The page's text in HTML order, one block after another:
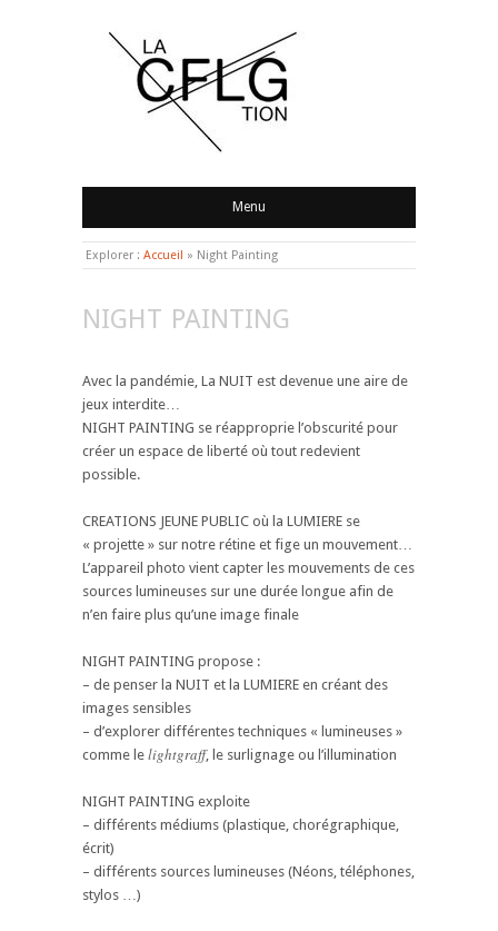
LA CONFLAGRATION
Menu
Explorer : Accueil » Night Painting
NIGHT PAINTING
Avec la pandémie, La NUIT est devenue une aire de
jeux interdite…
NIGHT PAINTING se réapproprie l’obscurité pour
créer un espace de liberté où tout redevient
possible.
CREATIONS JEUNE PUBLIC où la LUMIERE se
« projette » sur notre rétine et fige un mouvement…
L’appareil photo vient capter les mouvements de ces
sources lumineuses sur une durée longue afin de
n’en faire plus qu’une image finale
NIGHT PAINTING propose :
– de penser la NUIT et la LUMIERE en créant des
images sensibles
– d’explorer différentes techniques « lumineuses »
comme le lightgraff, le surlignage ou l’illumination
NIGHT PAINTING exploite
– différents médiums (plastique, chorégraphique,
écrit)
– différents sources lumineuses (Néons, téléphones,
stylos …)